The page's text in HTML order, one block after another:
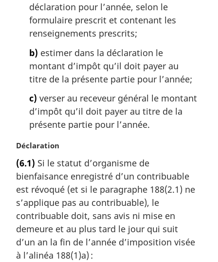
déclaration pour l’année, selon le
formulaire prescrit et contenant les
renseignements prescrits;
b) estimer dans la déclaration le
montant d’impôt qu’il doit payer au
titre de la présente partie pour l’année;
c) verser au receveur général le montant
d’impôt qu’il doit payer au titre de la
présente partie pour l’année.
N
t
e
m
a
g
i
n
a
Déclaration
(6.1) Si le statut d’organisme de
bienfaisance enregistré d’un contribuable
est révoqué (et si le paragraphe 188(2.1) ne
s’applique pas au contribuable), le
contribuable doit, sans avis ni mise en
demeure et au plus tard le jour qui suit
d’un an la fin de l’année d’imposition visée
à l’alinéa 188(1)a) :